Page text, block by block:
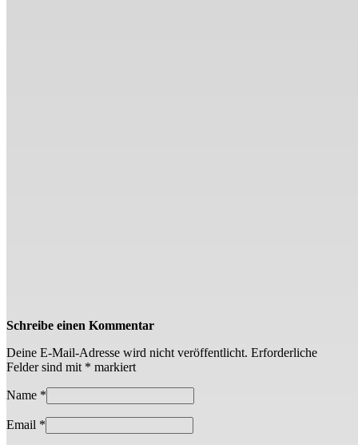
Schreibe einen Kommentar
Deine E-Mail-Adresse wird nicht veröffentlicht. Erforderliche
Felder sind mit * markiert
Name *
Email *